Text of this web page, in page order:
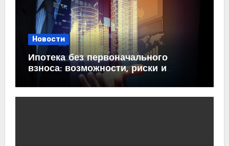
Новости
Ипотека без первоначального
взноса: возможности, риски и
практические рекомендации<